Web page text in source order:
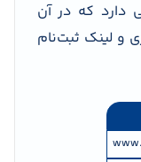
دارد که در آن
و لینک ثبت‌نام